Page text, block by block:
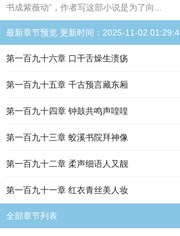
书成紫薇动”，作者写这部小说是为了向...
最新章节预览 更新时间：2025-11-02
第一百九十六章 口干舌燥生溃疡
第一百九十五章 千古预言藏东厢
第一百九十四章 钟鼓共鸣声喤喤
第一百九十三章 蛟溪书院拜神像
第一百九十二章 柔声细语人又靓
第一百九十一章 红衣青丝美人妆
全部章节列表